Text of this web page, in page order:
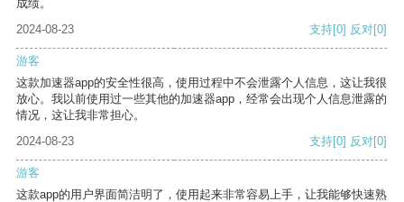
成绩。
2024-08-23
支持[0] 反对[0]
游客
这款加速器app的安全性很高，使用过程中不会泄露个人信息，这让我很
放心。我以前使用过一些其他的加速器app，经常会出现个人信息泄露的
情况，这让我非常担心。
2024-08-23
支持[0] 反对[0]
游客
这款app的用户界面简洁明了，使用起来非常容易上手，让我能够快速熟